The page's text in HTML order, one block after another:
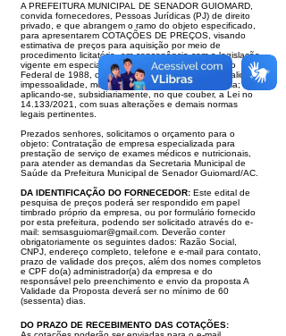
A PREFEITURA MUNICIPAL DE SENADOR GUIOMARD,
convida fornecedores, Pessoas Jurídicas (PJ) de direito
privado, e que abrangem o ramo do objeto especificado,
para apresentarem COTAÇÕES DE PREÇOS, visando
estimativa de preços para aquisição por meio de
procedimento licitatório, em consonânciacom a legislação
vigente em especial ao art. 37, XXI, da Constituição
Federal de 1988, obedecendo os princípios de legalidade,
impessoalidade, moralidade,publicidade e eficiência;
aplicando-se, subsidiariamente, no que couber, a Lei no
14.133/2021, com suas alterações e demais normas
legais pertinentes.
Prezados senhores, solicitamos o orçamento para o
objeto: Contratação de empresa especializada para
prestação de serviço de exames médicos e nutricionais,
para atender as demandas da Secretaria Municipal de
Saúde da Prefeitura Municipal de Senador Guiomard/AC.
DA IDENTIFICAÇÃO DO FORNECEDOR: Este edital de
pesquisa de preços poderá ser respondido em papel
timbrado próprio da empresa, ou por formulário fornecido
por esta prefeitura, podendo ser solicitado através do e-
mail: semsasguiomar@gmail.com . Deverão conter
obrigatoriamente os seguintes dados: Razão Social,
CNPJ, endereço completo, telefone e e-mail para contato,
prazo de validade dos preços, além dos nomes completos
e CPF do(a) administrador(a) da empresa e do
responsável pelo preenchimento e envio da proposta A
Validade da Proposta deverá ser no mínimo de 60
(sessenta) dias.
DO PRAZO DE RECEBIMENTO DAS COTAÇÕES: